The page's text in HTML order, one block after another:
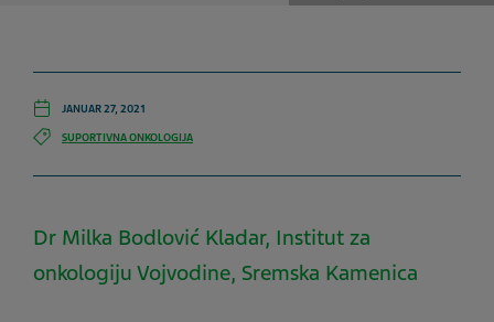
JANUAR 27, 2021
SUPORTIVNA ONKOLOGIJA
Dr Milka Bodlović Kladar, Institut za
onkologiju Vojvodine, Sremska Kamenica